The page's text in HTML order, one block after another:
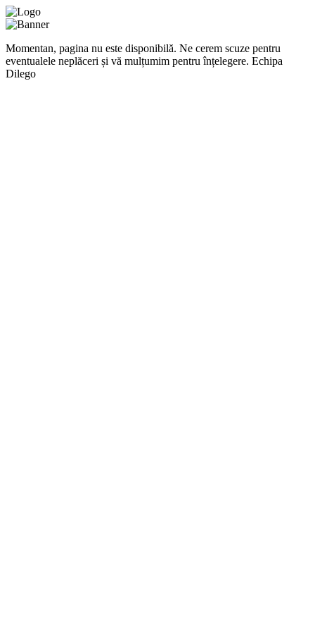
Momentan, pagina nu este disponibilă. Ne cerem scuze pentru
eventualele neplăceri și vă mulțumim pentru înțelegere. Echipa
Dilego